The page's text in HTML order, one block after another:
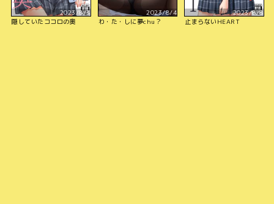
2023/8/3
隠していたココロの奥
2023/8/4
わ・た・しに夢chu？
2023/8/8
止まらないHEART